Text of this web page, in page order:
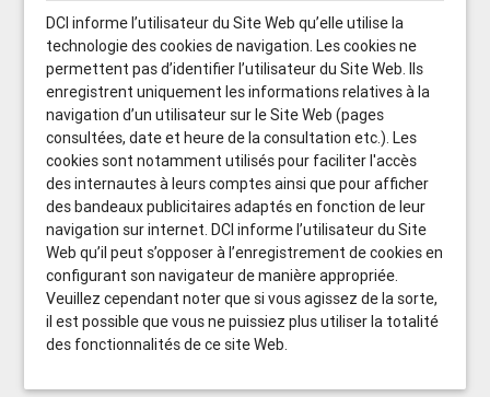
DCI informe l’utilisateur du Site Web qu’elle utilise la
technologie des cookies de navigation. Les cookies ne
permettent pas d’identifier l’utilisateur du Site Web. Ils
enregistrent uniquement les informations relatives à la
navigation d’un utilisateur sur le Site Web (pages
consultées, date et heure de la consultation etc.). Les
cookies sont notamment utilisés pour faciliter l'accès
des internautes à leurs comptes ainsi que pour afficher
des bandeaux publicitaires adaptés en fonction de leur
navigation sur internet. DCI informe l’utilisateur du Site
Web qu’il peut s’opposer à l’enregistrement de cookies en
configurant son navigateur de manière appropriée.
Veuillez cependant noter que si vous agissez de la sorte,
il est possible que vous ne puissiez plus utiliser la totalité
des fonctionnalités de ce site Web.